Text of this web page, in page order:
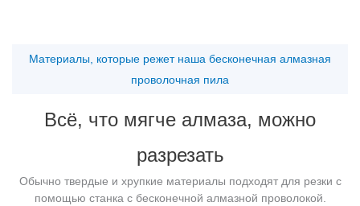
Материалы, которые режет наша бесконечная алмазная
проволочная пила
Всё, что мягче алмаза, можно
разрезать
Обычно твердые и хрупкие материалы подходят для резки с
помощью станка с бесконечной алмазной проволокой.